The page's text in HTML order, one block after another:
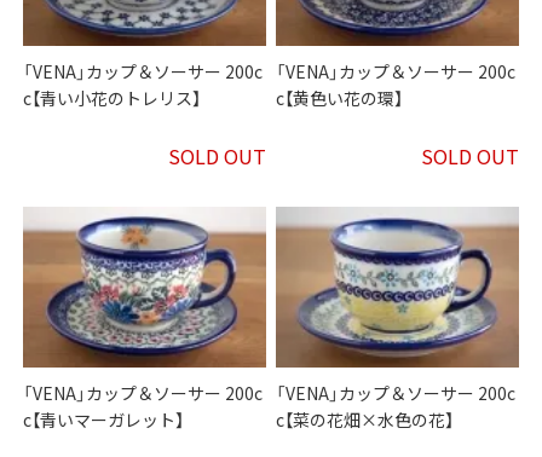
「VENA」カップ＆ソーサー 200c
c【青い小花のトレリス】
SOLD OUT
「VENA」カップ＆ソーサー 200c
c【黄色い花の環】
SOLD OUT
「VENA」カップ＆ソーサー 200c
c【青いマーガレット】
「VENA」カップ＆ソーサー 200c
c【菜の花畑×水色の花】